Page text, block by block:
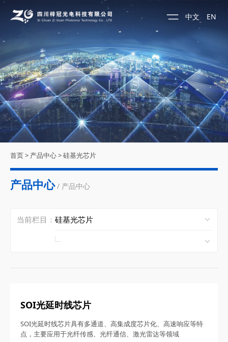
中文 EN
首页> 产品中心>硅基光芯片
产品中心 / 产品中心
当前栏目：
SOI光延时线芯片
SOI光延时线芯片具有多通道、高集成度芯片化、高速响应等特
点，主要应用于光纤传感、光纤通信、激光雷达等领域